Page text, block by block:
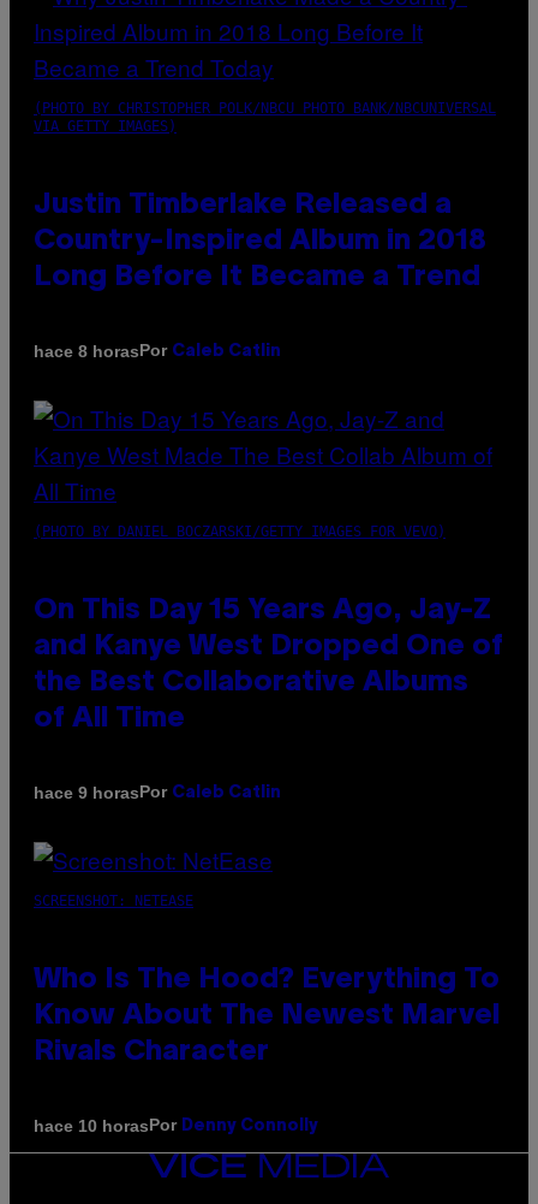
(PHOTO BY CHRISTOPHER POLK/NBCU PHOTO BANK/NBCUNIVERSAL
VIA GETTY IMAGES)
Justin Timberlake Released a
Country-Inspired Album in 2018
Long Before It Became a Trend
hace 8 horasPor Caleb Catlin
(PHOTO BY DANIEL BOCZARSKI/GETTY IMAGES FOR VEVO)
On This Day 15 Years Ago, Jay-Z
and Kanye West Dropped One of
the Best Collaborative Albums
of All Time
hace 9 horasPor Caleb Catlin
SCREENSHOT: NETEASE
Who Is The Hood? Everything To
Know About The Newest Marvel
Rivals Character
hace 10 horasPor Denny Connolly
VICE